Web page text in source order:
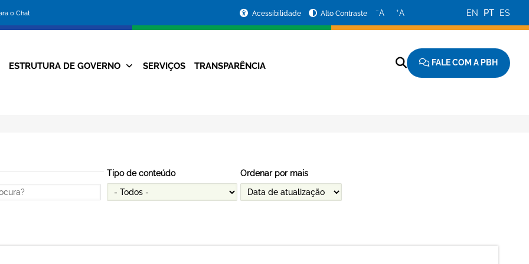
o Chat
da
Prefeitura
Acessibilidade Alto Contraste −A +A EN PT ES
Navegação
ESTRUTURA DE GOVERNO SERVIÇOS TRANSPARÊNCIA FALE COM A PBH
Tipo de conteúdo Ordenar por mais